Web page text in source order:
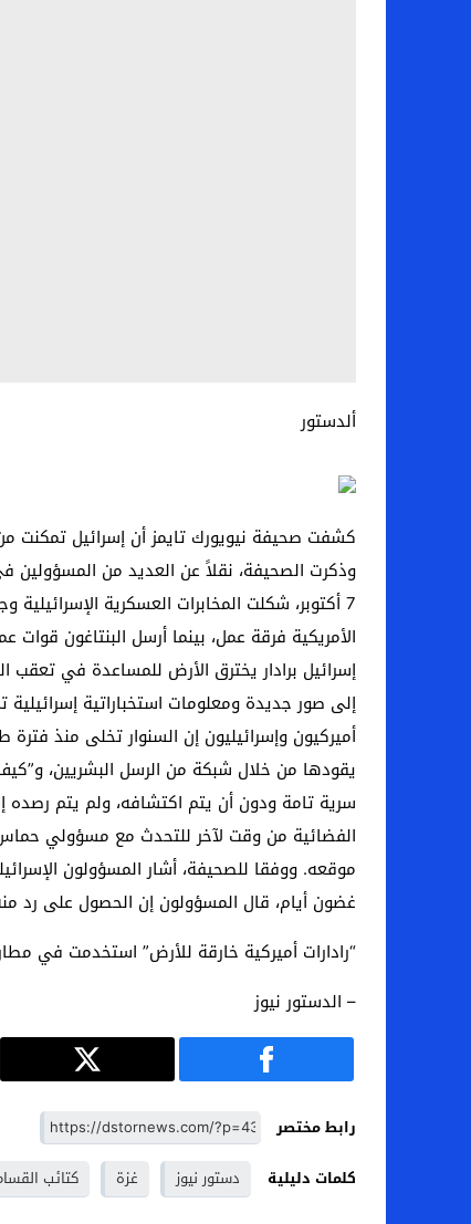
ألدستور
كشفت صحيفة نيويورك تايمز أن إسرائيل تمكنت
وذكرت الصحيفة، نقلاً عن العديد من المسؤولين
7 أكتوبر، شكلت المخابرات العسكرية
الأمريكية فرقة عمل، بينما أرسل البنتاغون
إسرائيل برادار يخترق الأرض للمساعدة في تعقب
إلى صور جديدة ومعلومات استخباراتية
أميركيون وإسرائيليون إن السنوار تخلى منذ فترة
يقودها من خلال شبكة من الرسل البشريين،
سرية تامة ودون أن يتم اكتشافه، ولم يتم رصده
الفضائية من وقت لآخر للتحدث مع مسؤولي حماس
موقعه. ووفقا للصحيفة، أشار المسؤولون
غضون أيام، قال المسؤولون إن الحصول على رد
“رادارات أميركية خارقة للأرض” استخدمت في
– الدستور نيوز
رابط مختصر
كلمات دليلية
دستور نيوز غزة كتائب